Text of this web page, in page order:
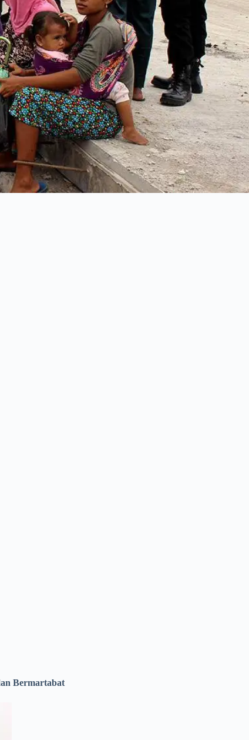
Bermartabat